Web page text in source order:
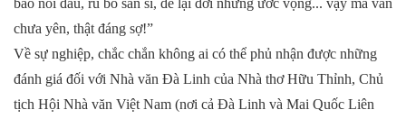
bao nỗi đau, rũ bỏ sân si, để lại đời những ước vọng... vậy mà vẫn
chưa yên, thật đáng sợ!”
Về sự nghiệp, chắc chắn không ai có thể phủ nhận được những
đánh giá đối với Nhà văn Đà Linh của Nhà thơ Hữu Thỉnh, Chủ
tịch Hội Nhà văn Việt Nam (nơi cả Đà Linh và Mai Quốc Liên